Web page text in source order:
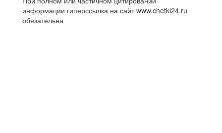
информации гиперссылка на сайт www.chetki24.ru
обязательна